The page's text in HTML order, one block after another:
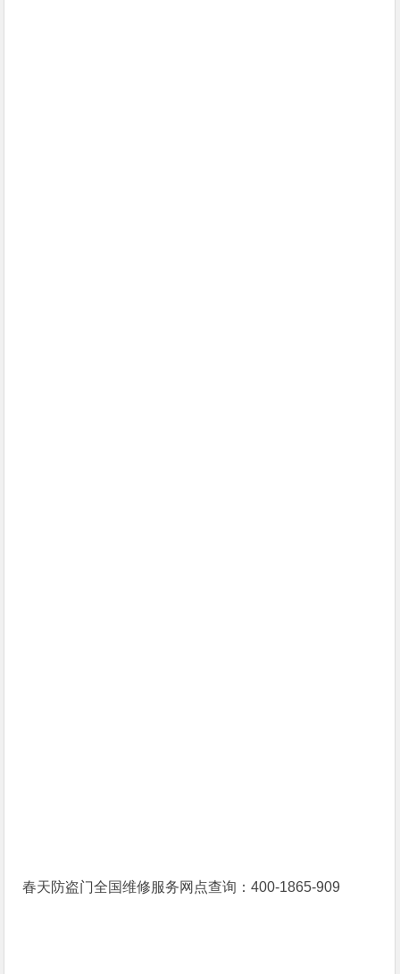
春天防盗门全国维修服务网点查询：400-1865-909